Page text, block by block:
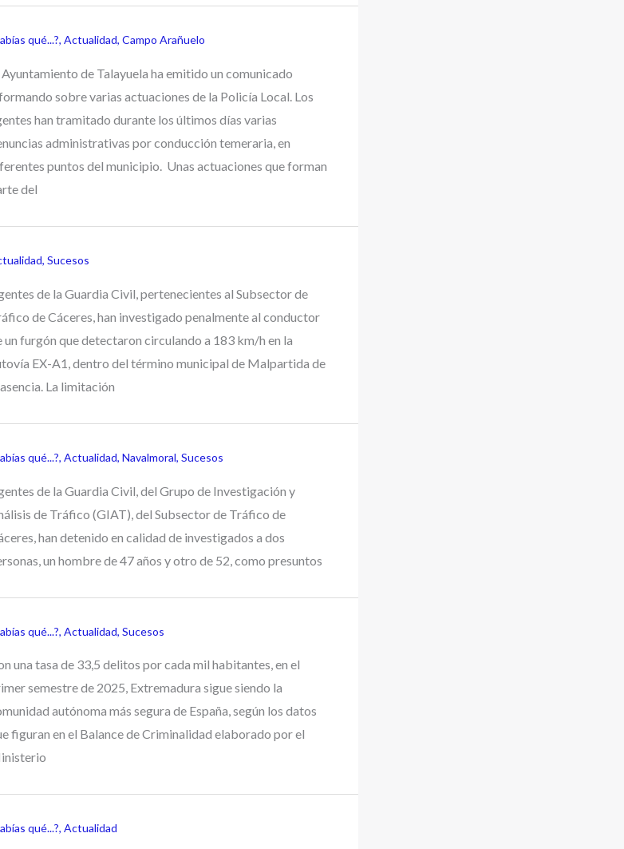
qué...?, Actualidad, Campo Arañuelo
Ayuntamiento de Talayuela ha emitido un comunicado
sobre varias actuaciones de la Policía Local. Los
han tramitado durante los últimos días varias
administrativas por conducción temeraria, en
puntos del municipio. Unas actuaciones que forman
del
, Sucesos
de la Guardia Civil, pertenecientes al Subsector de
de Cáceres, han investigado penalmente al conductor
un furgón que detectaron circulando a 183 km/h en la
EX-A1, dentro del término municipal de Malpartida de
La limitación
qué...?, Actualidad, Navalmoral, Sucesos
de la Guardia Civil, del Grupo de Investigación y
de Tráfico (GIAT), del Subsector de Tráfico de
han detenido en calidad de investigados a dos
un hombre de 47 años y otro de 52, como presuntos
qué...?, Actualidad, Sucesos
una tasa de 33,5 delitos por cada mil habitantes, en el
semestre de 2025, Extremadura sigue siendo la
autónoma más segura de España, según los datos
figuran en el Balance de Criminalidad elaborado por el
qué...?, Actualidad